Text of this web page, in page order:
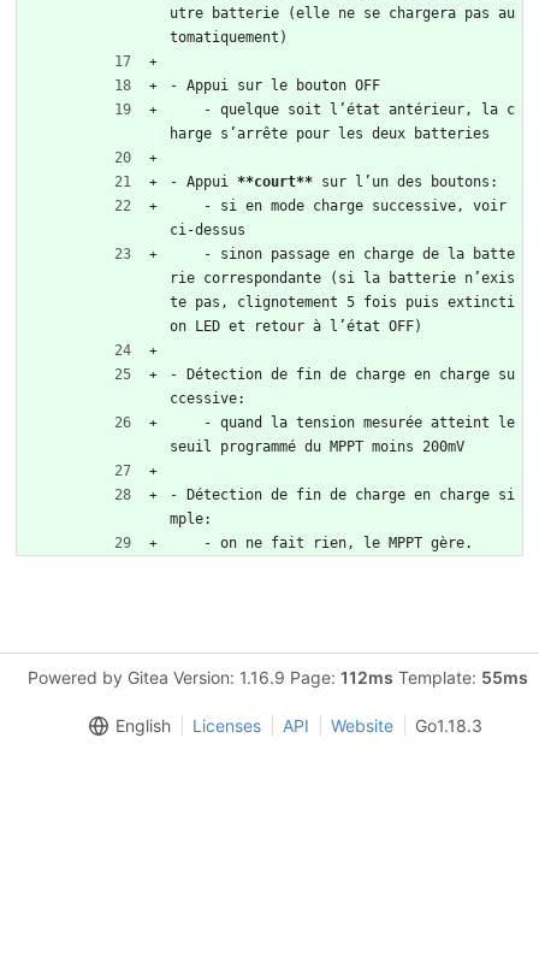
utre batterie (elle ne se chargera pas au
tomatiquement)
- Appui sur le bouton OFF
harge s’arrête pour les deux batteries
- Appui **court** sur l’un des boutons:
ci-dessus
rie correspondante (si la batterie n’exis
te pas, clignotement 5 fois puis extincti
on LED et retour à l’état OFF)
- Détection de fin de charge en charge su
ccessive:
seuil programmé du MPPT moins 200mV
- Détection de fin de charge en charge si
mple:
    - on ne fait rien, le MPPT gère.
Powered by Gitea Version: 1.16.9 Page: 112ms Template: 55ms
English Licenses API Website Go1.18.3